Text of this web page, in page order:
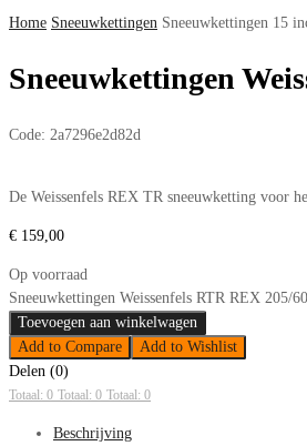
Home Sneeuwkettingen Sneeuwkettingen 15
Sneeuwkettingen
Code: 2a7296e2d82d
De Weissenfels REX TR sneeuwketting voor
€ 159,00
Op voorraad
Sneeuwkettingen Weissenfels RTR REX 205/
Toevoegen aan winkelwagen
Add to Compare
Add to Wishlist
Delen (0)
Totaal: 0 Totaal: 0 Totaal: 0
Beschrijving